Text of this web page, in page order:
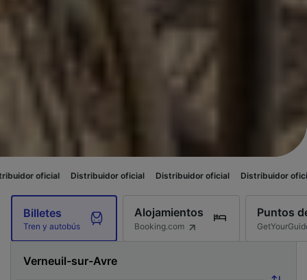
Distribuidor oficial Distribuidor oficial Distribuidor oficial
Billetes
Tren y autobús
Alojamientos
Booking.com
Puntos